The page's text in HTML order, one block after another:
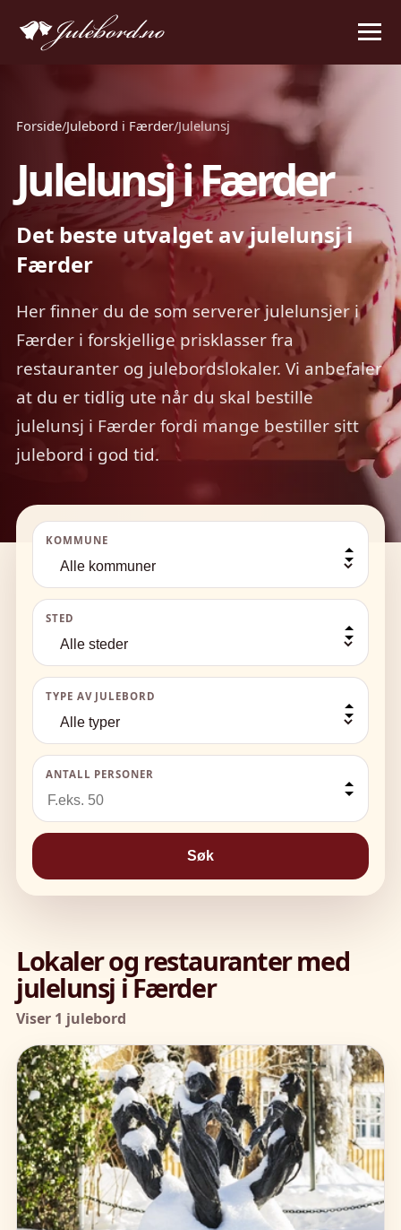
Forside/Julebord i Færder/Julelunsj
Julelunsj i Færder
Det beste utvalget av julelunsj i
Færder
Her finner du de som serverer julelunsjer i
Færder i forskjellige prisklasser fra
restauranter og julebordslokaler. Vi anbefaler
at du er tidlig ute når du skal bestille
julelunsj i Færder fordi mange bestiller sitt
julebord i god tid.
KOMMUNE
STED
TYPE AV JULEBORD
ANTALL PERSONER
Søk
Lokaler og restauranter med
julelunsj i Færder
Viser 1 julebord